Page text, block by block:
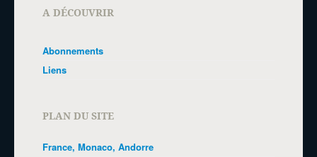
A DÉCOUVRIR
Abonnements
Liens
PLAN DU SITE
France, Monaco, Andorre